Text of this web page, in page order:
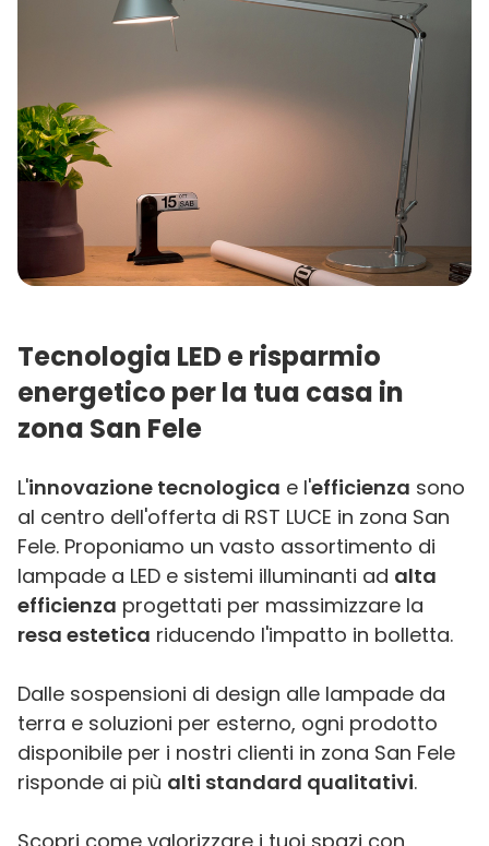
Tecnologia LED e risparmio
energetico per la tua casa in
zona San Fele
L'innovazione tecnologica e l'efficienza sono
al centro dell'offerta di RST LUCE in zona San
Fele. Proponiamo un vasto assortimento di
lampade a LED e sistemi illuminanti ad alta
efficienza progettati per massimizzare la
resa estetica riducendo l'impatto in bolletta.
Dalle sospensioni di design alle lampade da
terra e soluzioni per esterno, ogni prodotto
disponibile per i nostri clienti in zona San Fele
risponde ai più alti standard qualitativi.